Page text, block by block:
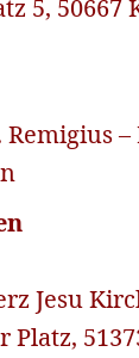
5, 50667
Remigius
Jesu
Platz,